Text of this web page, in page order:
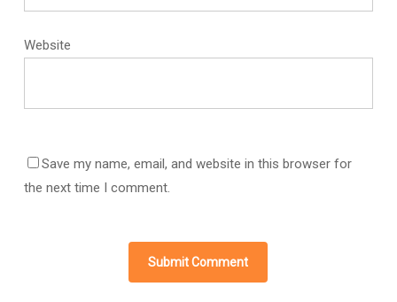
Website
Save my name, email, and website in this browser for
the next time I comment.